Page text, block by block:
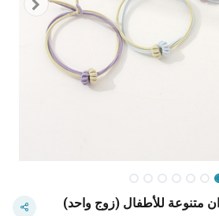
متنوعة للأطفال (زوج واحد)